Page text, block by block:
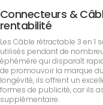
Connecteurs &
rentabilité
Les Câble rétractable 3 en
utilisés pendant de
éphémère qui disparaît
de promouvoir la marque
longévité, ils offrent un
formes de publicité, car ils
supplémentaire.